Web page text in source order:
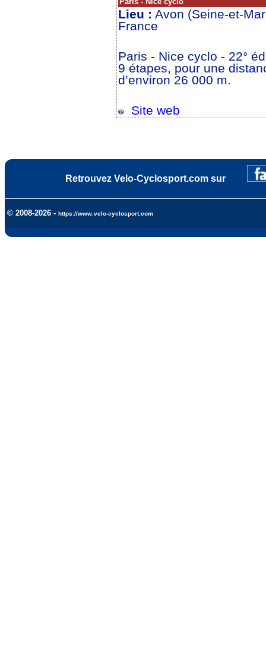
Lieu : Avon (Seine-et-
France
Paris - Nice cyclo - 22°
9 étapes, pour une
d’environ 26 000 m.
Site web
Retrouvez Velo-Cyclosport.com sur
© 2008-2026 - https://www.velo-cyclosport.com